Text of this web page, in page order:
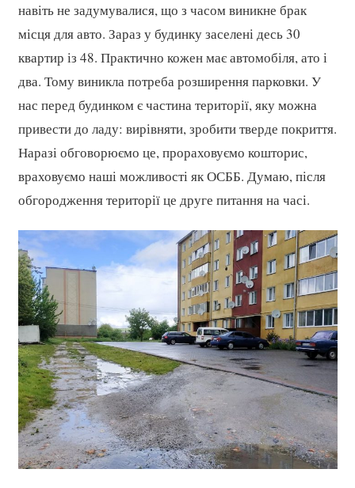
навіть не задумувалися, що з часом виникне брак
місця для авто. Зараз у будинку заселені десь 30
квартир із 48. Практично кожен має автомобіля, ато і
два. Тому виникла потреба розширення парковки. У
нас перед будинком є частина території, яку можна
привести до ладу: вирівняти, зробити тверде покриття.
Наразі обговорюємо це, прораховуємо кошторис,
враховуємо наші можливості як ОСББ. Думаю, після
обгородження території це друге питання на часі.